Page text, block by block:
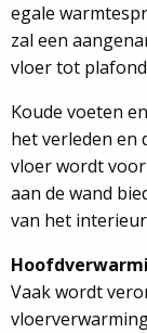
egale
zal een
vloer tot
Koude voeten
het verleden en
vloer wordt
aan de wand
van het
Vaak wordt